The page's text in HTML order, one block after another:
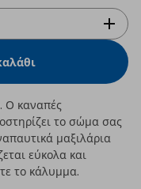
Ο καναπές
το σώμα σας
μαξιλάρια
εύκολα και
το κάλυμμα.